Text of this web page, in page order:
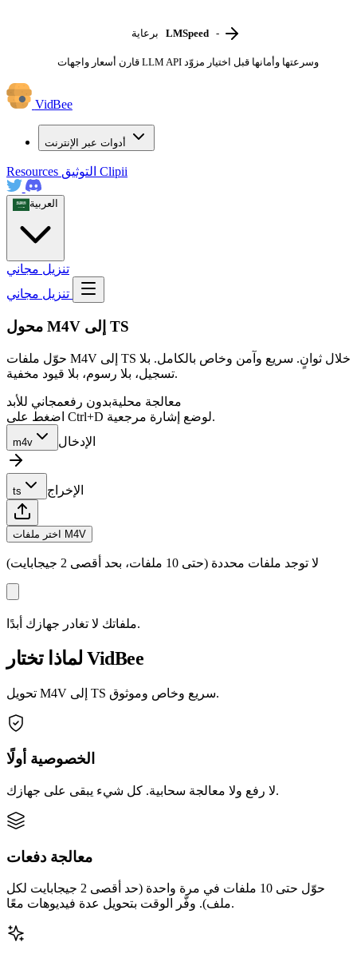
برعاية LMSpeed -
قارن أسعار واجهات LLM API وسرعتها وأمانها قبل اختيار مزوّد
VidBee
أدوات عبر الإنترنت
Resources Clipii
العربية
تنزيل مجاني
محول M4V إلى TS
حوّل ملفات M4V إلى TS خلال ثوانٍ. سريع وآمن وخاص بالكامل. بلا
تسجيل، بلا رسوم، بلا قيود مخفية.
معالجة محليةبدون رفعمجاني للأبد
اضغط على Ctrl+D لوضع إشارة مرجعية.
m4v الإدخال
ts الإخراج
اختر ملفات M4V
لا توجد ملفات محددة (حتى 10 ملفات، بحد أقصى 2 جيجابايت)
ملفاتك لا تغادر جهازك أبدًا.
لماذا تختار VidBee
تحويل M4V إلى TS سريع وخاص وموثوق.
الخصوصية أولًا
لا رفع ولا معالجة سحابية. كل شيء يبقى على جهازك.
معالجة دفعات
حوّل حتى 10 ملفات في مرة واحدة (حد أقصى 2 جيجابايت لكل
ملف). وفّر الوقت بتحويل عدة فيديوهات معًا.